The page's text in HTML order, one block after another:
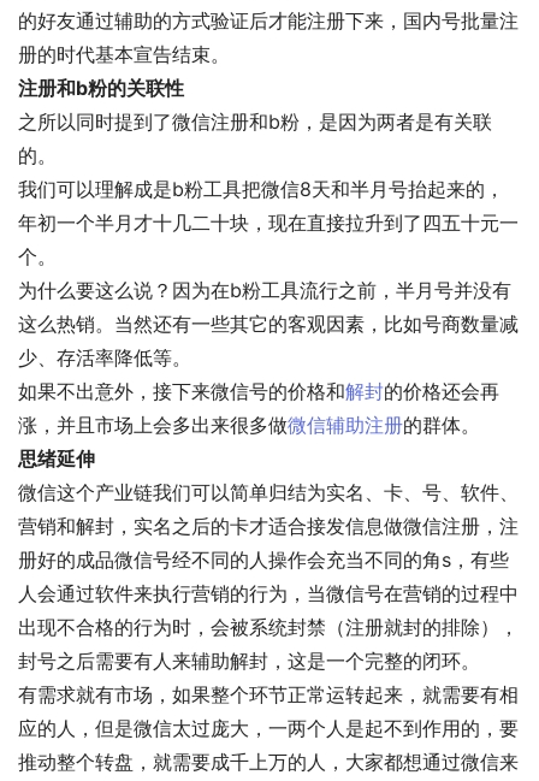
的好友通过辅助的方式验证后才能注册下来，国内号批量注
册的时代基本宣告结束。
注册和b粉的关联性
之所以同时提到了微信注册和b粉，是因为两者是有关联
的。
我们可以理解成是b粉工具把微信8天和半月号抬起来的，
年初一个半月才十几二十块，现在直接拉升到了四五十元一
个。
为什么要这么说？因为在b粉工具流行之前，半月号并没有
这么热销。当然还有一些其它的客观因素，比如号商数量减
少、存活率降低等。
如果不出意外，接下来微信号的价格和解封的价格还会再
涨，并且市场上会多出来很多做微信辅助注册的群体。
思绪延伸
微信这个产业链我们可以简单归结为实名、卡、号、软件、
营销和解封，实名之后的卡才适合接发信息做微信注册，注
册好的成品微信号经不同的人操作会充当不同的角s，有些
人会通过软件来执行营销的行为，当微信号在营销的过程中
出现不合格的行为时，会被系统封禁（注册就封的排除），
封号之后需要有人来辅助解封，这是一个完整的闭环。
有需求就有市场，如果整个环节正常运转起来，就需要有相
应的人，但是微信太过庞大，一两个人是起不到作用的，要
推动整个转盘，就需要成千上万的人，大家都想通过微信来